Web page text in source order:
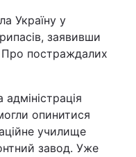
Україну у
заявивши
Про постраждалих
опинитися
училище
завод. Уже